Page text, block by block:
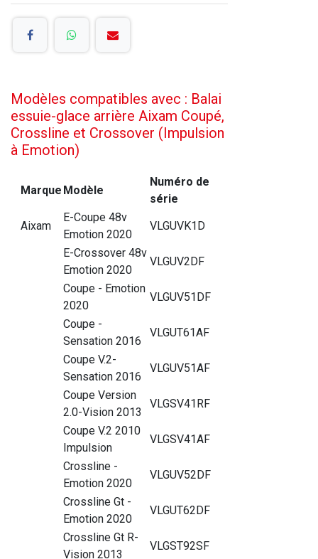
Modèles compatibles avec : Balai
essuie-glace arrière Aixam Coupé,
Crossline et Crossover (Impulsion
à Emotion)
Marque Modèle
Numéro de
série
Aixam
E-Coupe 48v
Emotion 2020
VLGUVK1D
E-Crossover 48v
Emotion 2020
VLGUV2DF
Coupe - Emotion
2020
VLGUV51DF
Coupe -
Sensation 2016
VLGUT61AF
Coupe V.2-
Sensation 2016
VLGUV51AF
Coupe Version
2.0-Vision 2013
VLGSV41RF
Coupe V.2 2010
Impulsion
VLGSV41AF
Crossline -
Emotion 2020
VLGUV52DF
Crossline Gt -
Emotion 2020
VLGUT62DF
Crossline Gt R-
Vision 2013
VLGST92SF